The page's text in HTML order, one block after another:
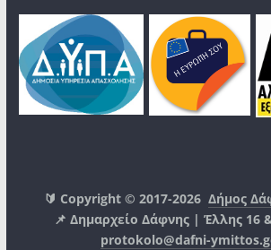
🔰 Copyright © 2017-2026Δήμος
📌 Δημαρχείο Δάφνης | Έλλης 16
protokolo@dafni-